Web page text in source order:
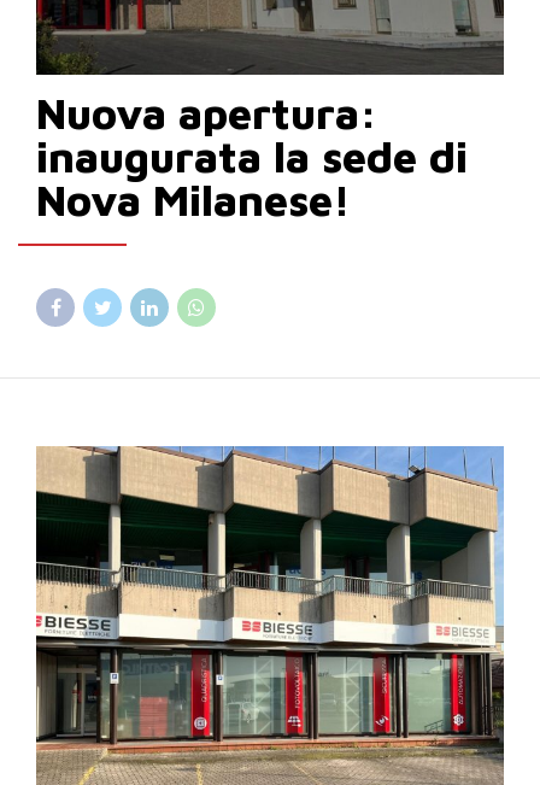
Nuova apertura:
inaugurata la sede di
Nova Milanese!